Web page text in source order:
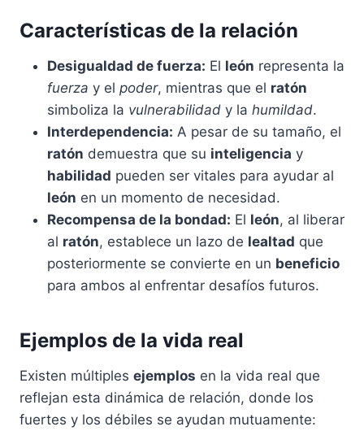
Características de la relación
Desigualdad de fuerza: El león representa la
fuerza y el poder, mientras que el ratón
simboliza la vulnerabilidad y la humildad.
Interdependencia: A pesar de su tamaño, el
ratón demuestra que su inteligencia y
habilidad pueden ser vitales para ayudar al
león en un momento de necesidad.
Recompensa de la bondad: El león, al liberar
al ratón, establece un lazo de lealtad que
posteriormente se convierte en un beneficio
para ambos al enfrentar desafíos futuros.
Ejemplos de la vida real
Existen múltiples ejemplos en la vida real que
reflejan esta dinámica de relación, donde los
fuertes y los débiles se ayudan mutuamente: